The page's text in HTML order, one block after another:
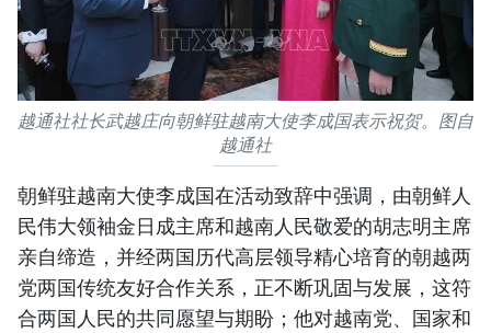
越通社社长武越庄向朝鲜驻越南大使李成国表示祝贺。图自
越通社
朝鲜驻越南大使李成国在活动致辞中强调，由朝鲜人
民伟大领袖金日成主席和越南人民敬爱的胡志明主席
亲自缔造，并经两国历代高层领导精心培育的朝越两
党两国传统友好合作关系，正不断巩固与发展，这符
合两国人民的共同愿望与期盼；他对越南党、国家和